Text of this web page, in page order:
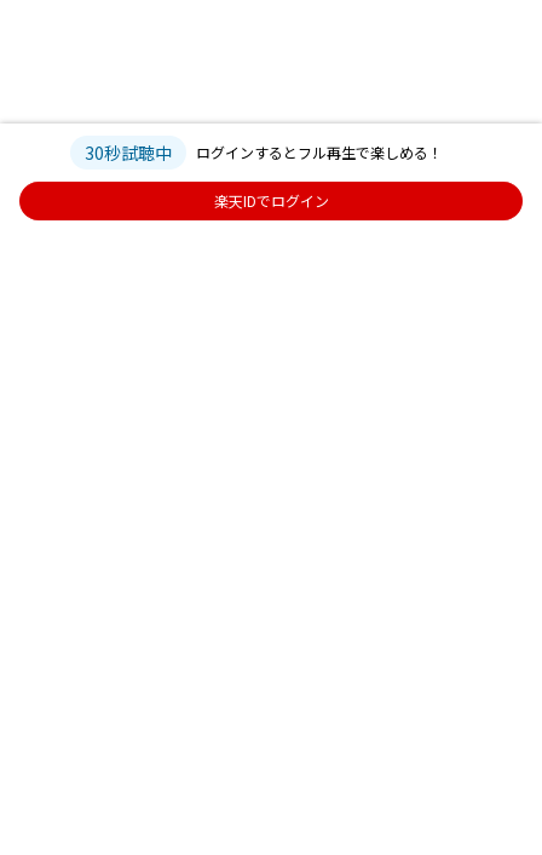
30秒試聴中 ログインするとフル再生で楽しめる！
楽天IDでログイン